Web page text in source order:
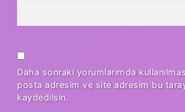
Daha sonraki yorumlarımda
posta adresim ve site adresim bu
kaydedilsin.